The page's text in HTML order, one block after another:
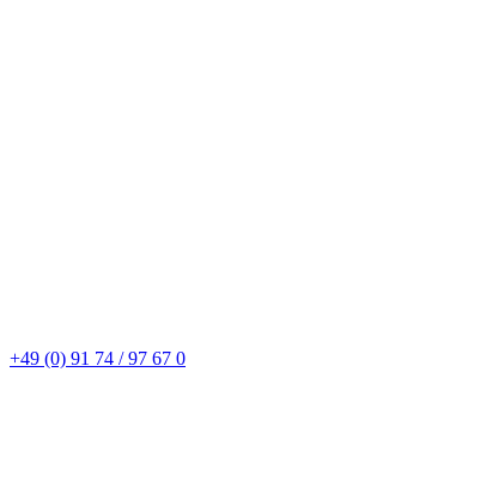
+49 (0) 91 74 / 97 67 0